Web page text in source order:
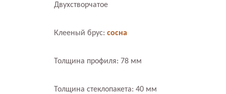
Двухстворчатое
Клееный брус: сосна
Толщина профиля: 78 мм
Толщина стеклопакета: 40 мм